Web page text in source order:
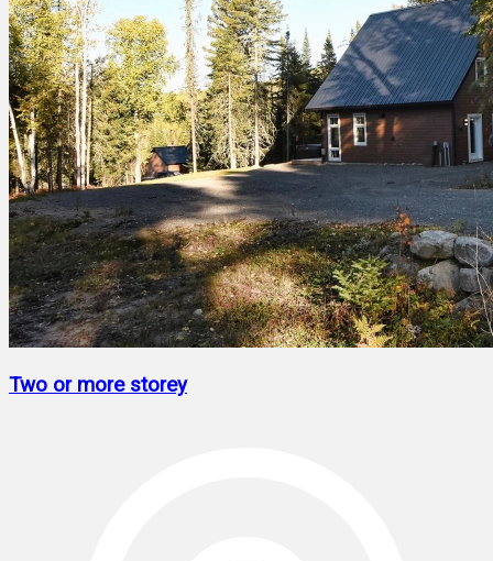
Two or more storey